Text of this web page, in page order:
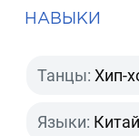
НАВЫКИ
Танцы: Хип-
Языки: